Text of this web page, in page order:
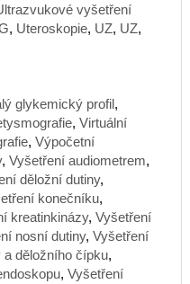
vyšetření
, Uteroskopie, UZ, UZ,
glykemický profil,
, Virtuální
, Výpočetní
, Vyšetření audiometrem,
děložní dutiny,
konečníku,
kreatinkinázy, Vyšetření
nosní dutiny, Vyšetření
děložního čípku,
, Vyšetření